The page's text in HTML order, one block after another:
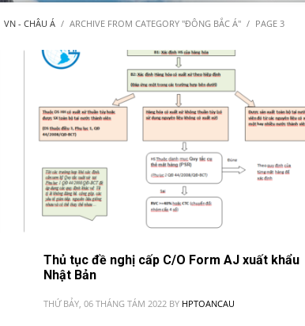
VN - CHÂU Á ARCHIVE FROM CATEGORY "ĐÔNG BẮC Á" PAGE 3
Thủ tục đề nghị cấp C/O Form AJ xuất khẩu
Nhật Bản
THỨ BẢY, 06 THÁNG TÁM 2022 BY HPTOANCAU